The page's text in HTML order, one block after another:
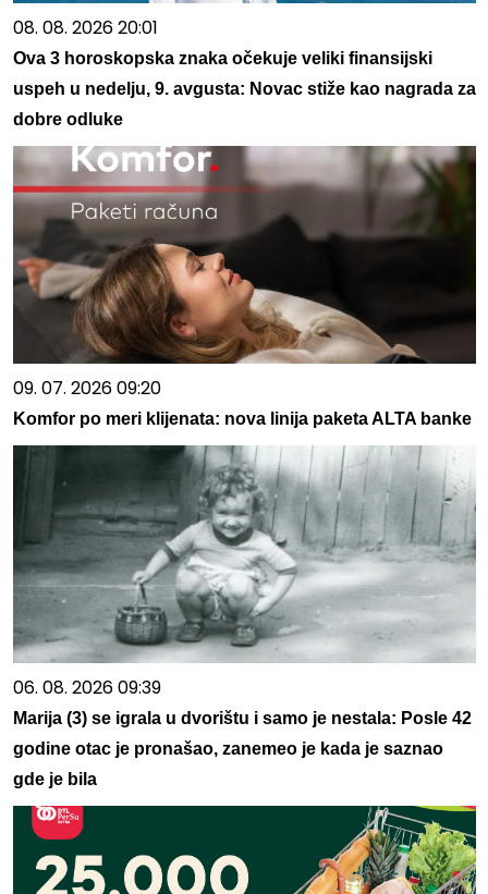
08. 08. 2026 20:01
Ova 3 horoskopska znaka očekuje veliki finansijski
uspeh u nedelju, 9. avgusta: Novac stiže kao nagrada za
dobre odluke
09. 07. 2026 09:20
Komfor po meri klijenata: nova linija paketa ALTA banke
06. 08. 2026 09:39
Marija (3) se igrala u dvorištu i samo je nestala: Posle 42
godine otac je pronašao, zanemeo je kada je saznao
gde je bila